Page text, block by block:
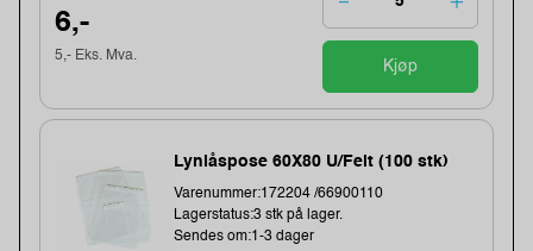
6,-
5,- Eks. Mva.
Kjøp
Lynlåspose 60X80 U/Felt (100 stk)
Varenummer:172204 /66900110
Lagerstatus:3 stk på lager.
Sendes om:1-3 dager